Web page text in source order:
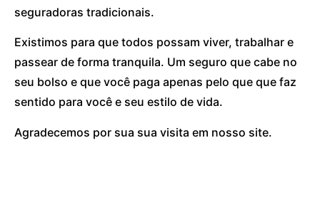
seguradoras tradicionais.
Existimos para que todos possam viver, trabalhar e
passear de forma tranquila. Um seguro que cabe no
seu bolso e que você paga apenas pelo que que faz
sentido para você e seu estilo de vida.
Agradecemos por sua sua visita em nosso site.